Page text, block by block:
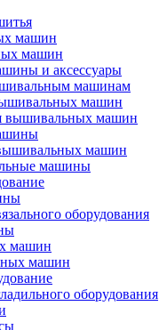
машин
машин
и аксессуары
машинам
машин
вышивальных машин
машин
машины
оборудования
машин
машин
оборудования